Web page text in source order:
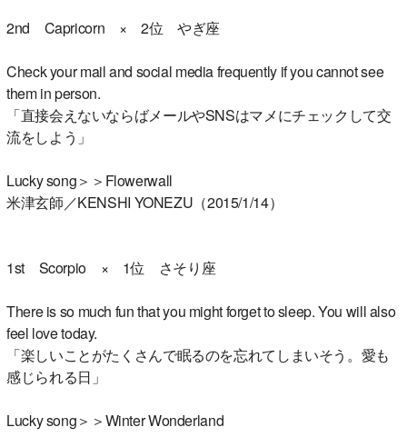
2nd Capricorn × 2位 やぎ座
Check your mail and social media frequently if you cannot see
them in person.
「直接会えないならばメールやSNSはマメにチェックして交
流をしよう」
Lucky song＞＞Flowerwall
米津玄師／KENSHI YONEZU（2015/1/14）
1st Scorpio × 1位 さそり座
There is so much fun that you might forget to sleep. You will also
feel love today.
「楽しいことがたくさんで眠るのを忘れてしまいそう。愛も
感じられる日」
Lucky song＞＞Winter Wonderland